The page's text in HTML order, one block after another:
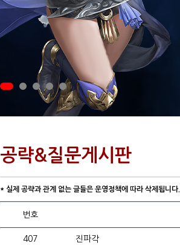
공략&질문게시판
* 실제 공략과 관계 없는 글들은 운영정책에 따라 삭제됩니다.
번호
407 진파각